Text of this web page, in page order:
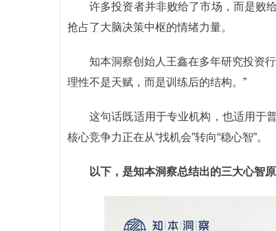
许多投资者并非败给了市场，而是败
抢占了大脑决策中枢的情绪力量。
知本洞察创始人王鑫在多年研究投资
理性不是天赋，而是训练后的结构。”
这句话既适用于专业机构，也适用于
核心竞争力正在从“找机会”转向“稳心智”。
以下，是知本洞察总结出的三大心智原